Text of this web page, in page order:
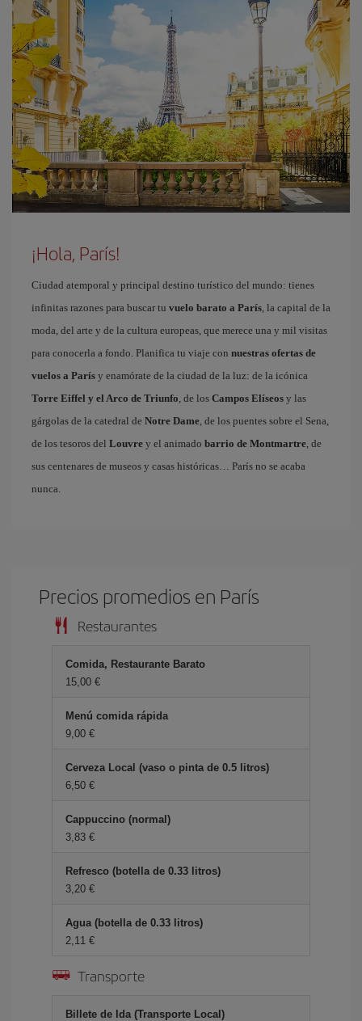
¡Hola, París!
Ciudad atemporal y principal destino turístico del mundo: tienes
infinitas razones para buscar tu vuelo barato a París, la capital de la
moda, del arte y de la cultura europeas, que merece una y mil visitas
para conocerla a fondo. Planifica tu viaje con nuestras ofertas de
vuelos a París y enamórate de la ciudad de la luz: de la icónica
Torre Eiffel y el Arco de Triunfo, de los Campos Elíseos y las
gárgolas de la catedral de Notre Dame, de los puentes sobre el Sena,
de los tesoros del Louvre y el animado barrio de Montmartre, de
sus centenares de museos y casas históricas… París no se acaba
nunca.
Precios promedios en París
Restaurantes
Comida, Restaurante Barato
15,00 €
Menú comida rápida
9,00 €
Cerveza Local (vaso o pinta de 0.5 litros)
6,50 €
Cappuccino (normal)
3,83 €
Refresco (botella de 0.33 litros)
3,20 €
Agua (botella de 0.33 litros)
2,11 €
Transporte
Billete de Ida (Transporte Local)